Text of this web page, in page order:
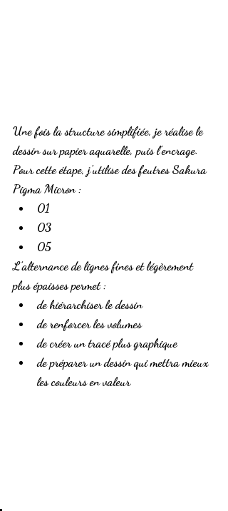
Une fois la structure simplifiée, je réalise le
dessin sur papier aquarelle, puis l’encrage.
Pour cette étape, j’utilise des feutres Sakura
Pigma Micron :
01
03
05
L’alternance de lignes fines et légèrement
plus épaisses permet :
de hiérarchiser le dessin
de renforcer les volumes
de créer un tracé plus graphique
de préparer un dessin qui mettra mieux
les couleurs en valeur